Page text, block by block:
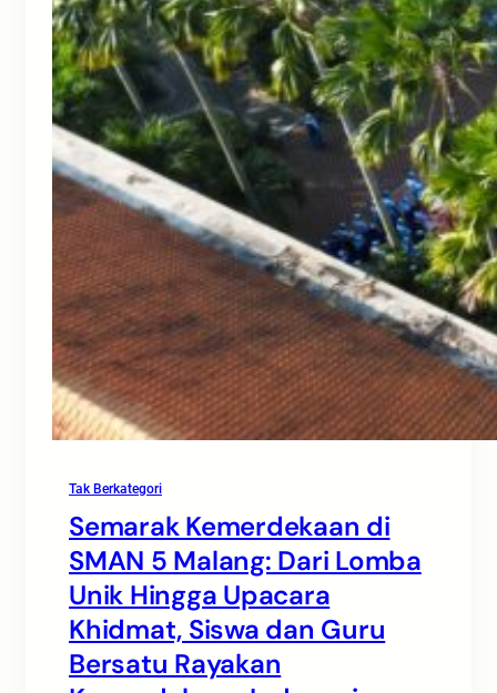
Tak Berkategori
Semarak Kemerdekaan di
SMAN 5 Malang: Dari Lomba
Unik Hingga Upacara
Khidmat, Siswa dan Guru
Bersatu Rayakan